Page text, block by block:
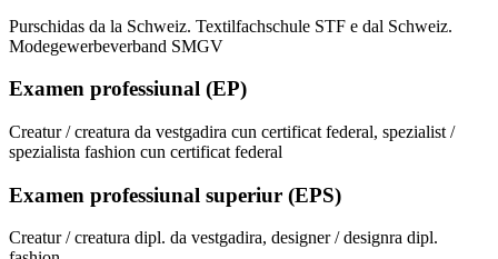
Purschidas da la Schweiz. Textilfachschule STF e dal Schweiz.
Modegewerbeverband SMGV
Examen professiunal (EP)
Creatur / creatura da vestgadira cun certificat federal, spezialist /
spezialista fashion cun certificat federal
Examen professiunal superiur (EPS)
Creatur / creatura dipl. da vestgadira, designer / designra dipl.